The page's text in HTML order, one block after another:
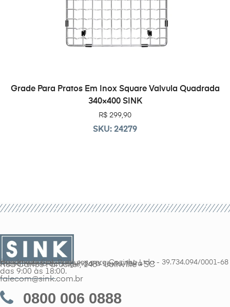
ADICIONAR AO CARRINHO
Grade Para Pratos Em Inox Square Valvula Quadrada
340×400 SINK
R$ 299,90
SKU: 24279
Handmade Sink Produtos para Cozinha Ltda - 39.734.094/0001-68
Rua Carlos Parucker, 148 - Joinville - SC
Atendimento de segunda a sexta-feira
das 9:00 às 18:00.
falecom@sink.com.br
0800 006 0888